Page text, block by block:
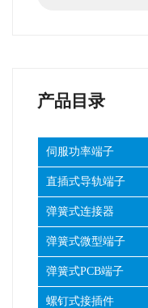
产品目录
伺服功率端子
直插式导轨端子
弹簧式连接器
弹簧式微型端子
弹簧式PCB端子
螺钉式接插件